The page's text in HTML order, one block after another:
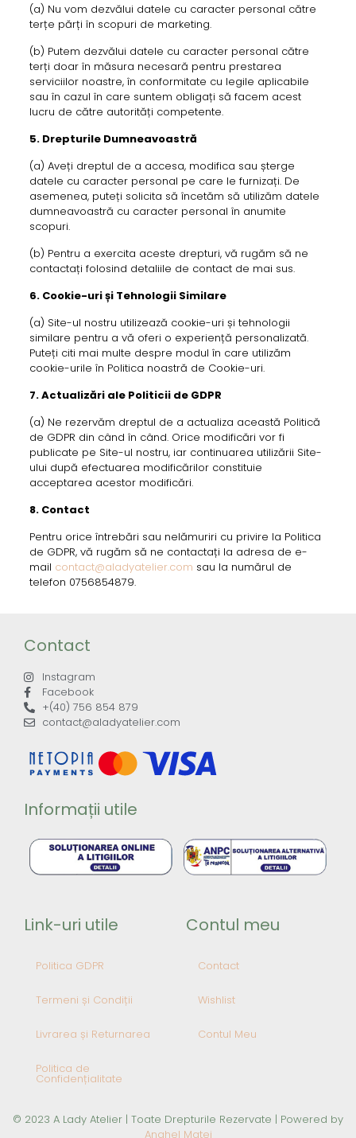
(a) Nu vom dezvălui datele cu caracter personal către
terțe părți în scopuri de marketing.
(b) Putem dezvălui datele cu caracter personal către
terți doar în măsura necesară pentru prestarea
serviciilor noastre, în conformitate cu legile aplicabile
sau în cazul în care suntem obligați să facem acest
lucru de către autorități competente.
5. Drepturile Dumneavoastră
(a) Aveți dreptul de a accesa, modifica sau șterge
datele cu caracter personal pe care le furnizați. De
asemenea, puteți solicita să încetăm să utilizăm datele
dumneavoastră cu caracter personal în anumite
scopuri.
(b) Pentru a exercita aceste drepturi, vă rugăm să ne
contactați folosind detaliile de contact de mai sus.
6. Cookie-uri și Tehnologii Similare
(a) Site-ul nostru utilizează cookie-uri și tehnologii
similare pentru a vă oferi o experiență personalizată.
Puteți citi mai multe despre modul în care utilizăm
cookie-urile în Politica noastră de Cookie-uri.
7. Actualizări ale Politicii de GDPR
(a) Ne rezervăm dreptul de a actualiza această Politică
de GDPR din când în când. Orice modificări vor fi
publicate pe Site-ul nostru, iar continuarea utilizării Site-
ului după efectuarea modificărilor constituie
acceptarea acestor modificări.
8. Contact
Pentru orice întrebări sau nelămuriri cu privire la Politica
de GDPR, vă rugăm să ne contactați la adresa de e-
mail contact@aladyatelier.com sau la numărul de
telefon 0756854879.
Contact
Instagram
Facebook
+(40) 756 854 879
contact@aladyatelier.com
Informații utile
Link-uri utile
Politica GDPR
Termeni și Condiții
Livrarea și Returnarea
Politica de
Confidențialitate
Contul meu
Contact
Wishlist
Contul Meu
© 2023 A Lady Atelier | Toate Drepturile Rezervate | Powered by
Anghel Matei